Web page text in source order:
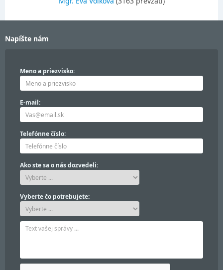
Napíšte nám
Meno a priezvisko:
E-mail:
Telefónne číslo:
Ako ste sa o nás dozvedeli:
Vyberte čo potrebujete: